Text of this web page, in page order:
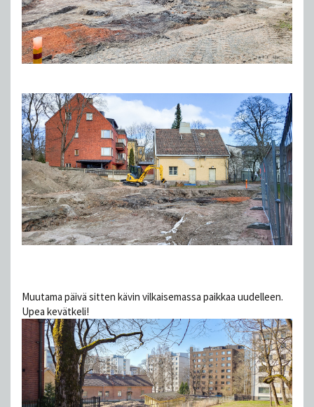
Muutama päivä sitten kävin vilkaisemassa paikkaa uudelleen.
Upea kevätkeli!